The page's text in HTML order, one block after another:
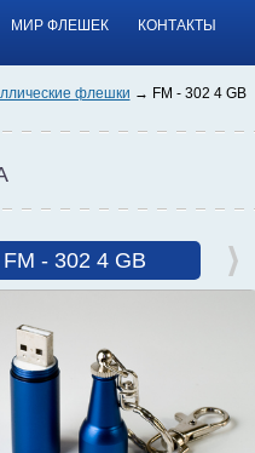
МИР ФЛЕШЕК КОНТАКТЫ
флешки FM - 302 4 GB
FM - 302 4 GB